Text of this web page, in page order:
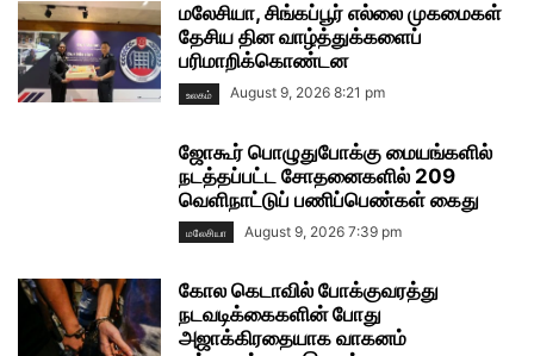
மலேசியா, சிங்கப்பூர் எல்லை முகமைகள்
தேசிய தின வாழ்த்துக்களைப்
பரிமாறிக்கொண்டன
உலகம் August 9, 2026 8:21 pm
ஜோகூர் பொழுதுபோக்கு மையங்களில்
நடத்தப்பட்ட சோதனைகளில் 209
வெளிநாட்டுப் பணிப்பெண்கள் கைது
மலேசியா August 9, 2026 7:39 pm
கோல கெடாவில் போக்குவரத்து
நடவடிக்கைகளின் போது
அஜாக்கிரதையாக வாகனம்